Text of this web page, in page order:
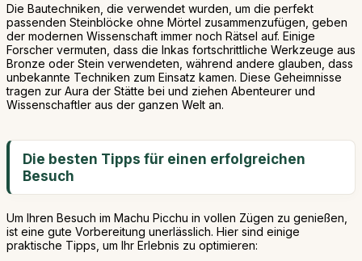
Die Bautechniken, die verwendet wurden, um die perfekt
passenden Steinblöcke ohne Mörtel zusammenzufügen, geben
der modernen Wissenschaft immer noch Rätsel auf. Einige
Forscher vermuten, dass die Inkas fortschrittliche Werkzeuge aus
Bronze oder Stein verwendeten, während andere glauben, dass
unbekannte Techniken zum Einsatz kamen. Diese Geheimnisse
tragen zur Aura der Stätte bei und ziehen Abenteurer und
Wissenschaftler aus der ganzen Welt an.
Die besten Tipps für einen erfolgreichen
Besuch
Um Ihren Besuch im Machu Picchu in vollen Zügen zu genießen,
ist eine gute Vorbereitung unerlässlich. Hier sind einige
praktische Tipps, um Ihr Erlebnis zu optimieren: